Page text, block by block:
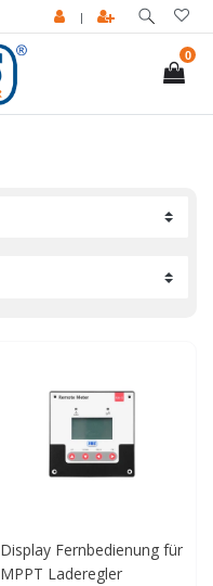
|
0
Display Fernbedienung für
MPPT Laderegler